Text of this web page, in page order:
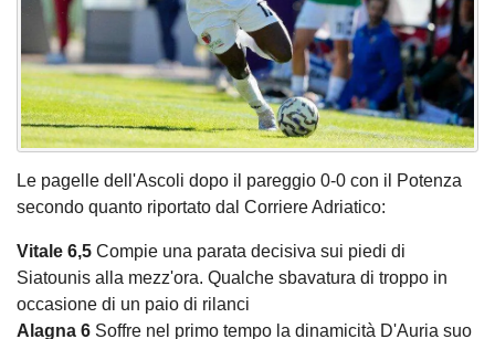
Le pagelle dell'Ascoli dopo il pareggio 0-0 con il Potenza
secondo quanto riportato dal Corriere Adriatico:
Vitale 6,5 Compie una parata decisiva sui piedi di
Siatounis alla mezz'ora. Qualche sbavatura di troppo in
occasione di un paio di rilanci
Alagna 6 Soffre nel primo tempo la dinamicità D'Auria suo